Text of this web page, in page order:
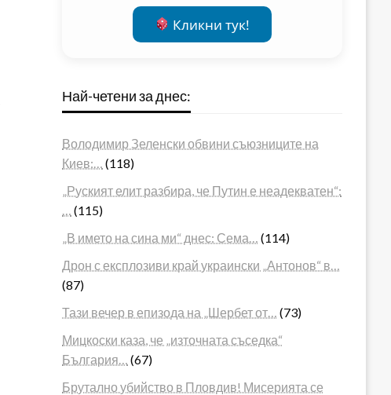
Кликни тук!
Най-четени за днес:
Володимир Зеленски обвини съюзниците на
Киев:…
(118)
„Руският елит разбира, че Путин е неадекватен“:
(115)
„В името на сина ми“ днес: Сема…
(114)
Дрон с експлозиви край украински „Антонов“ в…
(87)
Тази вечер в епизода на „Шербет от…
(73)
Мицкоски каза, че „източната съседка“
България…
(67)
Брутално убийство в Пловдив! Мисерията се